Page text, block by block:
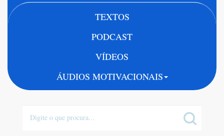
TEXTOS
PODCAST
VÍDEOS
ÁUDIOS MOTIVACIONAIS